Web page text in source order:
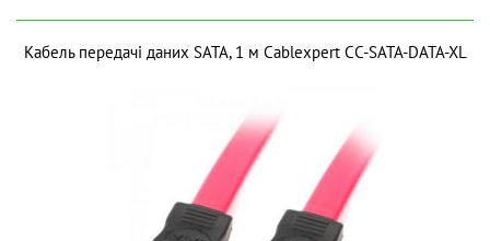
Кабель передачі даних SATA, 1 м Cablexpert CC-SATA-DATA-XL